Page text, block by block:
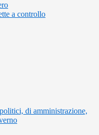
a controllo
di amministrazione,